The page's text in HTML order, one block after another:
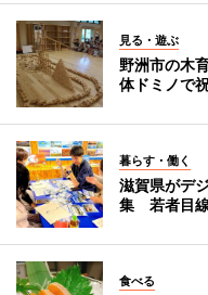
見る・遊ぶ
野洲市の木
体ドミノで
暮らす・働く
滋賀県がデ
集 若者目
食べる